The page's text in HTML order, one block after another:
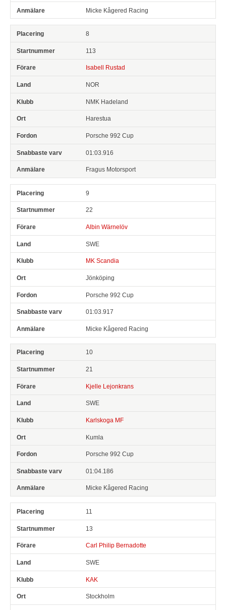
Micke Kågered Racing
8
113
Isabell Rustad
NOR
NMK Hadeland
Harestua
Porsche 992 Cup
01:03.916
Fragus Motorsport
9
22
Albin Wärnelöv
SWE
MK Scandia
Jönköping
Porsche 992 Cup
01:03.917
Micke Kågered Racing
10
21
Kjelle Lejonkrans
SWE
Karlskoga MF
Kumla
Porsche 992 Cup
01:04.186
Micke Kågered Racing
11
13
Carl Philip Bernadotte
SWE
KAK
Stockholm